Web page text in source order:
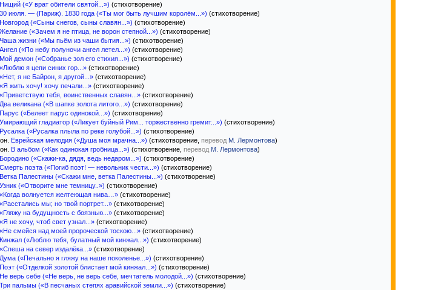
Нищий («У врат обители святой...») (стихотворение)
30 июля. — (Париж). 1830 года («Ты мог быть лучшим королём...») (стихотворение)
Новгород («Сыны снегов, сыны славян...») (стихотворение)
Желание («Зачем я не птица, не ворон степной...») (стихотворение)
Чаша жизни («Мы пьём из чаши бытия...») (стихотворение)
Ангел («По небу полуночи ангел летел...») (стихотворение)
Мой демон («Собранье зол его стихия...») (стихотворение)
«Люблю я цепи синих гор...» (стихотворение)
«Нет, я не Байрон, я другой...» (стихотворение)
«Я жить хочу! хочу печали...» (стихотворение)
«Приветствую тебя, воинственных славян...» (стихотворение)
Два великана («В шапке золота литого...») (стихотворение)
Парус («Белеет парус одинокой...») (стихотворение)
Умирающий гладиатор («Ликует буйный Рим... торжественно гремит...») (стихотворение)
Русалка («Русалка плыла по реке голубой...») (стихотворение)
Еврейская мелодия («Душа моя мрачна...») (стихотворение, перевод М. Лермонтова)
В альбом («Как одинокая гробница...») (стихотворение, перевод М. Лермонтова)
Бородино («Скажи-ка, дядя, ведь недаром...») (стихотворение)
Смерть поэта («Погиб поэт! — невольник чести...») (стихотворение)
Ветка Палестины («Скажи мне, ветка Палестины...») (стихотворение)
Узник («Отворите мне темницу..») (стихотворение)
«Когда волнуется желтеющая нива…» (стихотворение)
«Расстались мы; но твой портрет...» (стихотворение)
«Гляжу на будущность с боязнью...» (стихотворение)
«Я не хочу, чтоб свет узнал...» (стихотворение)
«Не смейся над моей пророческой тоскою...» (стихотворение)
Кинжал («Люблю тебя, булатный мой кинжал...») (стихотворение)
«Спеша на север издалёка...» (стихотворение)
Дума («Печально я гляжу на наше поколенье...») (стихотворение)
Поэт («Отделкой золотой блистает мой кинжал...») (стихотворение)
Не верь себе («Не верь, не верь себе, мечтатель молодой...») (стихотворение)
Три пальмы («В песчаных степях аравийской земли...») (стихотворение)